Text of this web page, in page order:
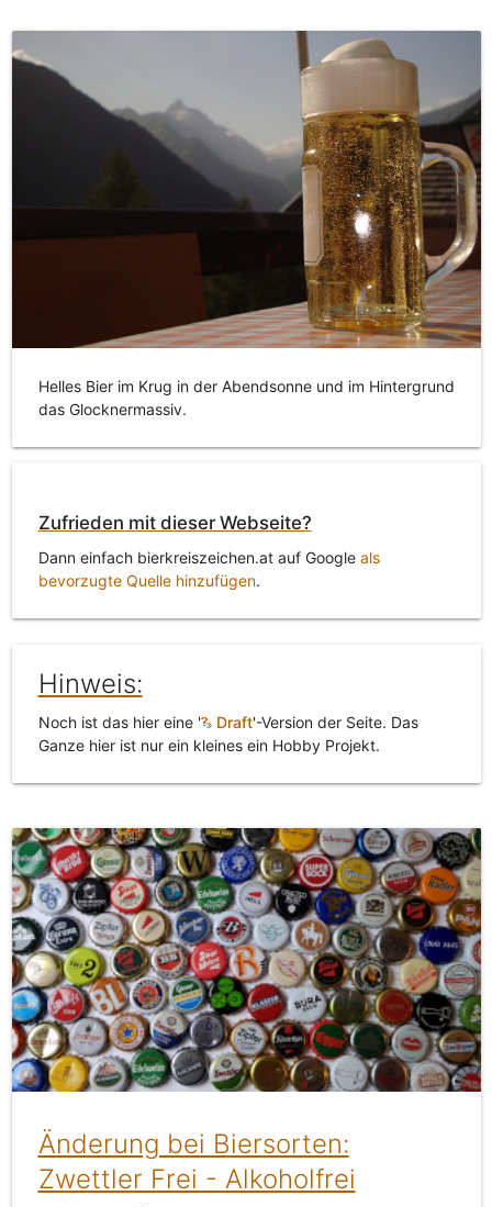
Helles Bier im Krug in der Abendsonne und im Hintergrund
das Glocknermassiv.
Zufrieden mit dieser Webseite?
Dann einfach bierkreiszeichen.at auf Google als
bevorzugte Quelle hinzufügen.
Hinweis:
Noch ist das hier eine ' Draft'-Version der Seite. Das
Ganze hier ist nur ein kleines ein Hobby Projekt.
Änderung bei Biersorten:
Zwettler Frei - Alkoholfrei